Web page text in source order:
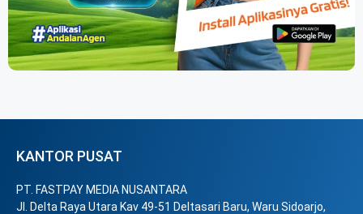
KANTOR PUSAT
PT. FASTPAY MEDIA NUSANTARA
Jl. Delta Raya Utara Kav 49-51 Deltasari Baru, Waru Sidoarjo,